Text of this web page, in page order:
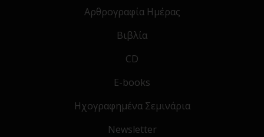
Αρθρογραφία Ημέρας
Βιβλία
CD
E-books
Ηχογραφημένα Σεμινάρια
Newsletter